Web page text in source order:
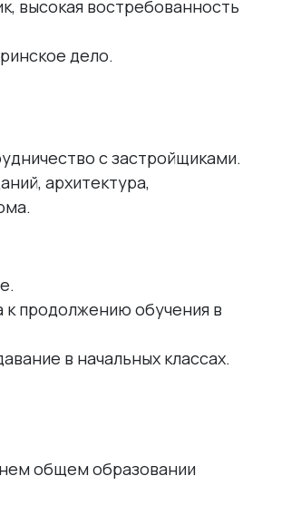
высокая востребованность
дело.
с застройщиками.
архитектура,
к продолжению обучения в
в начальных классах.
общем образовании